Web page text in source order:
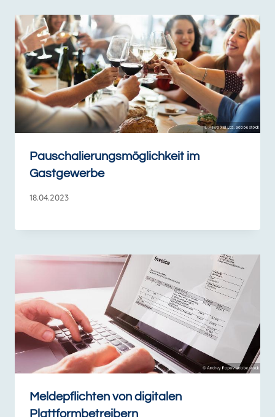
Pauschalierungsmöglichkeit im
Gastgewerbe
18.04.2023
Meldepflichten von digitalen
Plattformbetreibern